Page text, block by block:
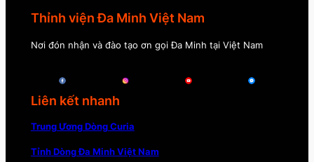
Thỉnh viện Đa Minh Việt Nam
Nơi đón nhận và đào tạo ơn gọi Đa Minh tại Việt Nam
Liên kết nhanh
Trung Ương Dòng Curia
Tỉnh Dòng Đa Minh Việt Nam